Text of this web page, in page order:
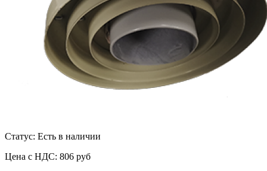
Статус: Есть в наличии
Цена с НДС: 806 руб